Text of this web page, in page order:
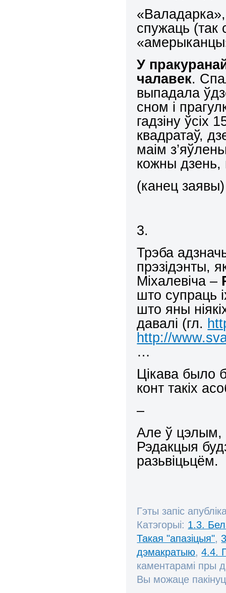
спужаць (так
У
чалавек.
выпадала
сном і
гадзіну ўсіх
квадратаў,
маім
кожны дзень,
(канец заявы)
3.
Трэба
прэзідэнты,
Міхалевіча –
што супраць
што яны
давалі (гл.
http://
…
Цікава было
конт такіх
–
Але ў цэлым,
Рэдакцыя
разьвіцьцём.
Гэты запіс
Катэгорыі: 1.3.
Такая "апазіцыя",
дэмакратыю,4.4.
каментарамі пры
Вы можаце